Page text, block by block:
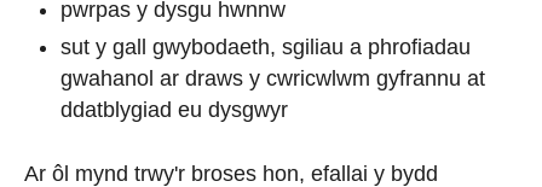
pwrpas y dysgu hwnnw
sut y gall gwybodaeth, sgiliau a phrofiadau
gwahanol ar draws y cwricwlwm gyfrannu at
ddatblygiad eu dysgwyr
Ar ôl mynd trwy'r broses hon, efallai y bydd